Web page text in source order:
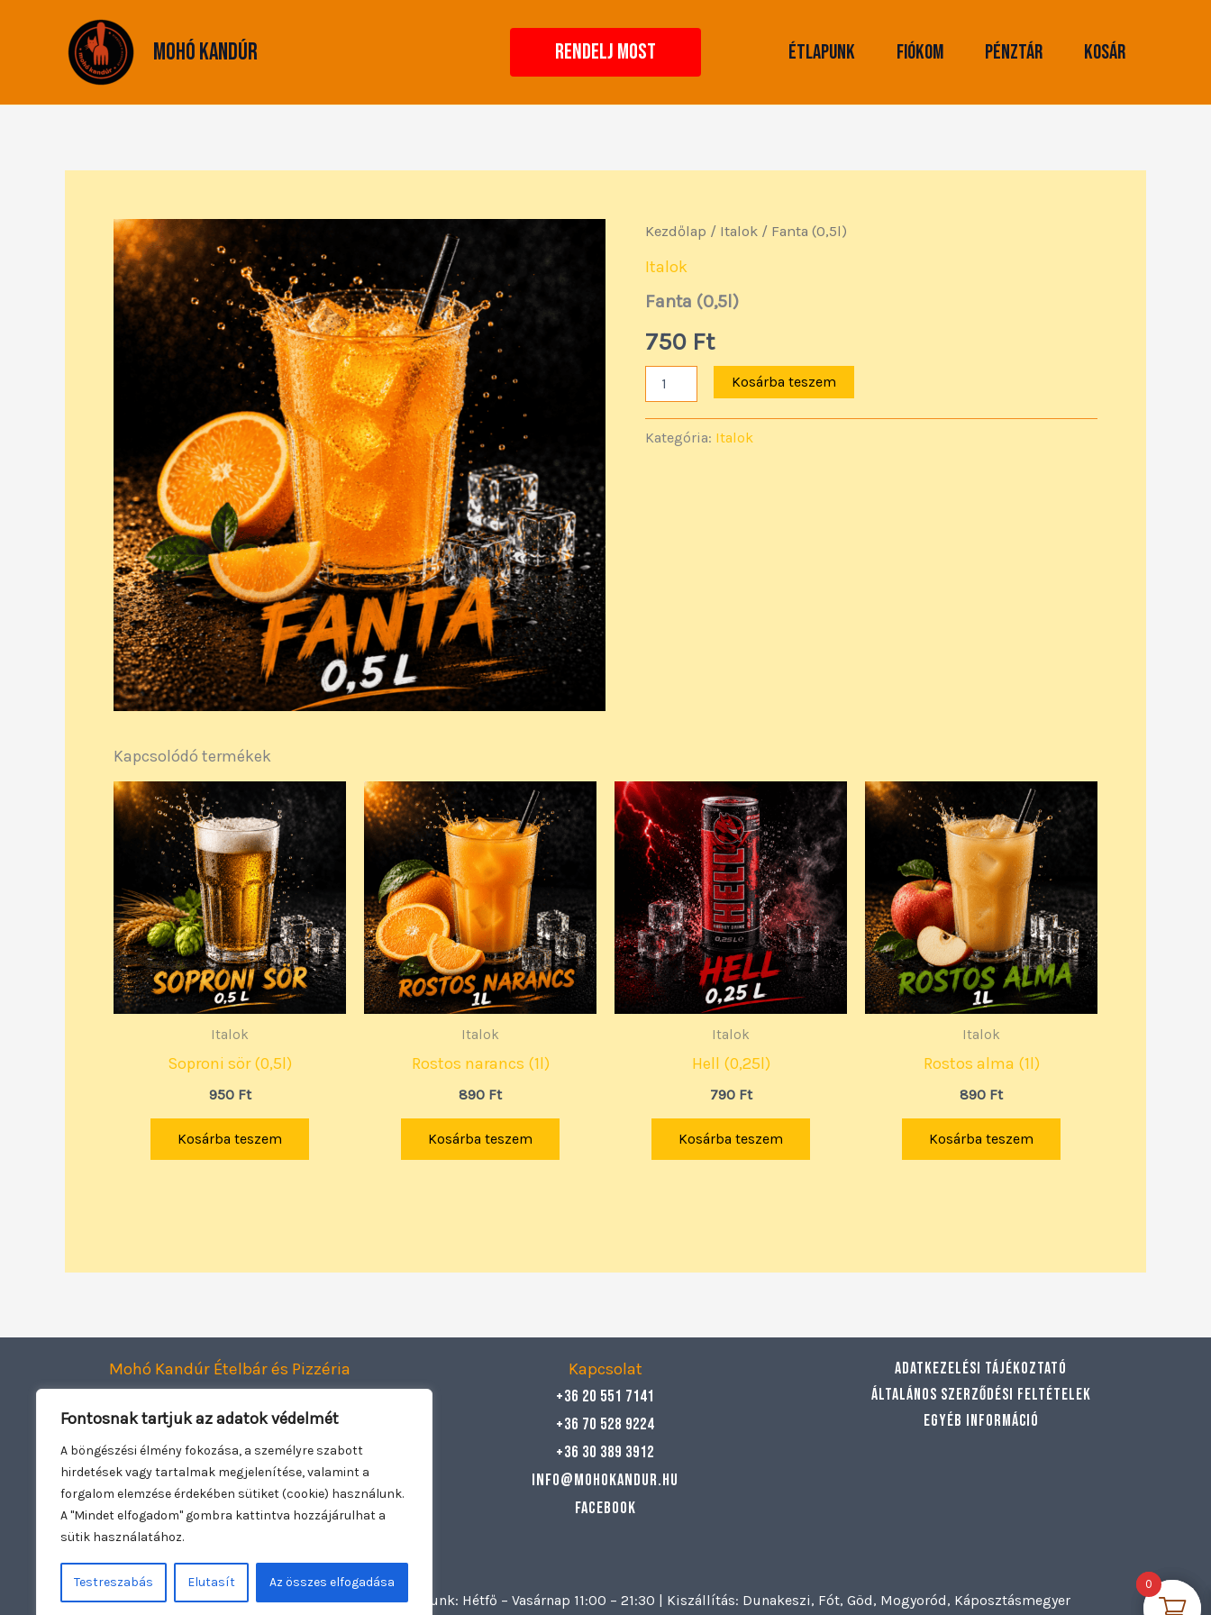
Fontosnak tartjuk az adatok védelmét
A böngészési élmény fokozása, a személyre szabott
hirdetések vagy tartalmak megjelenítése, valamint a
forgalom elemzése érdekében sütiket (cookie) használunk.
A "Mindet elfogadom" gombra kattintva hozzájárulhat a
sütik használatához.
Testreszabás Elutasít Az összes elfogadása
Mohó Kandúr RENDELJ MOST Étlapunk Fiókom Pénztár Kosár
Kezdőlap / Italok/ Fanta (0,5l)
Italok
Fanta (0,5l)
750 Ft
Fanta
mennyiség
Kosárba teszem
Kategória: Italok
Kapcsolódó termékek
Italok
Soproni sör (0,5l)
950 Ft
Kosárba teszem
Italok
Rostos narancs (1l)
890 Ft
Kosárba teszem
Italok
Hell (0,25l)
790 Ft
Kosárba teszem
Italok
Rostos alma (1l)
890 Ft
Kosárba teszem
Mohó Kandúr Ételbár és Pizzéria
2120 Dunakeszi, Jászai Mari utca 1.
Adószám: 27943782-2-13
Oldal üzemeltető:Woowebsite.eu
Kapcsolat
+36 20 551 7141
+36 70 528 9224
+36 30 389 3912
info@mohokandur.hu
Facebook
Adatkezelési tájékoztató
Általános szerződési feltételek
Egyéb információ
Copyright © 2026 Mohó Kandúr | Nyitva tartunk: Hétfő – Vasárnap 11:00 – 21:30 | Kiszállítás: Dunakeszi, Fót, Göd, Mogyoród, Káposztásmegyer
0
0